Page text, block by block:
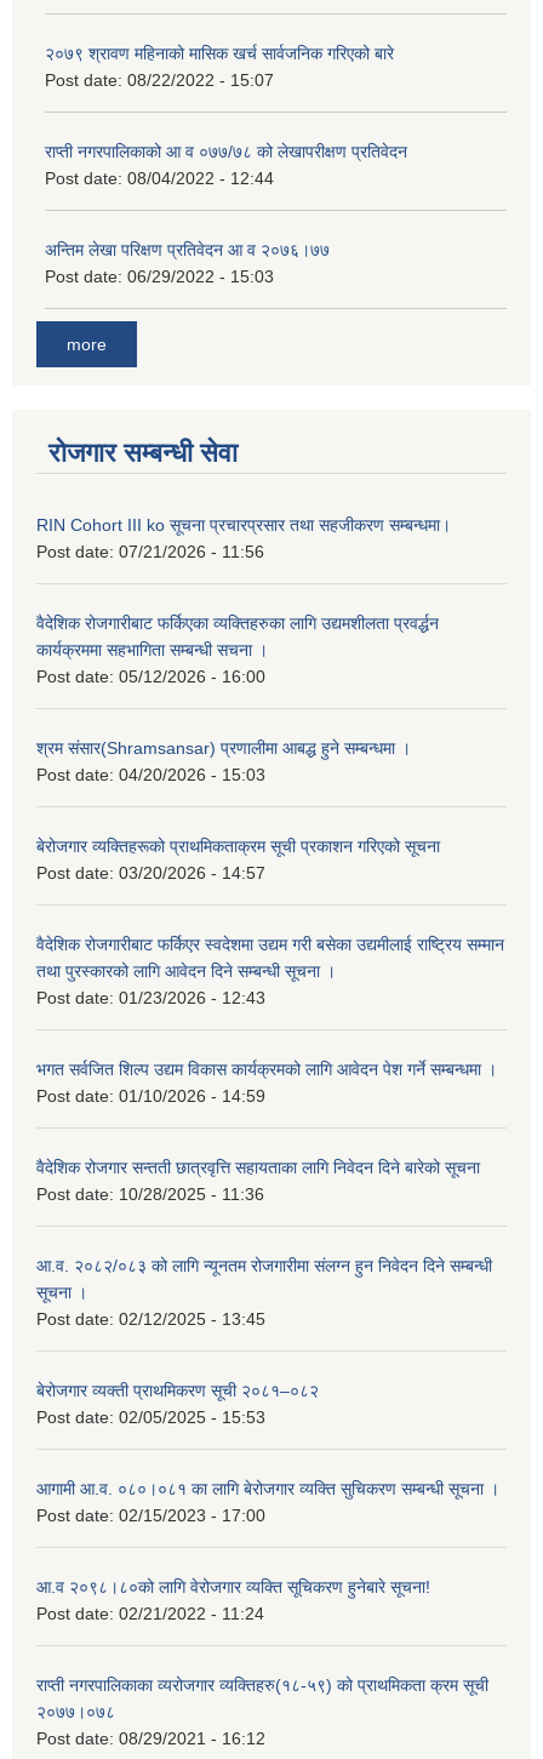
२०७९ श्रावण महिनाको मासिक खर्च सार्वजनिक गरिएको बारे
Post date: 08/22/2022 - 15:07
राप्ती नगरपालिकाको आ व ०७७/७८ को लेखापरीक्षण प्रतिवेदन
Post date: 08/04/2022 - 12:44
अन्तिम लेखा परिक्षण प्रतिवेदन आ व २०७६।७७
Post date: 06/29/2022 - 15:03
more
रोजगार सम्बन्धी सेवा
RIN Cohort III ko सूचना प्रचारप्रसार तथा सहजीकरण सम्बन्धमा।
Post date: 07/21/2026 - 11:56
वैदेशिक रोजगारीबाट फर्किएका व्यक्तिहरुका लागि उद्यमशीलता प्रवर्द्धन
कार्यक्रममा सहभागिता सम्बन्धी सचना ।
Post date: 05/12/2026 - 16:00
श्रम संसार(Shramsansar) प्रणालीमा आबद्ध हुने सम्बन्धमा ।
Post date: 04/20/2026 - 15:03
बेरोजगार व्यक्तिहरूको प्राथमिकताक्रम सूची प्रकाशन गरिएको सूचना
Post date: 03/20/2026 - 14:57
वैदेशिक रोजगारीबाट फर्किएर स्वदेशमा उद्यम गरी बसेका उद्यमीलाई राष्ट्रिय सम्मान
तथा पुरस्कारको लागि आवेदन दिने सम्बन्धी सूचना ।
Post date: 01/23/2026 - 12:43
भगत सर्वजित शिल्प उद्यम विकास कार्यक्रमको लागि आवेदन पेश गर्ने सम्बन्धमा ।
Post date: 01/10/2026 - 14:59
वैदेशिक रोजगार सन्तती छात्रवृत्ति सहायताका लागि निवेदन दिने बारेको सूचना
Post date: 10/28/2025 - 11:36
आ.व. २०८२/०८३ को लागि न्यूनतम रोजगारीमा संलग्न हुन निवेदन दिने सम्बन्धी
सूचना ।
Post date: 02/12/2025 - 13:45
बेरोजगार व्यक्ती प्राथमिकरण सूची २०८१–०८२
Post date: 02/05/2025 - 15:53
आगामी आ.व. ०८०।०८१ का लागि बेरोजगार व्यक्ति सुचिकरण सम्बन्धी सूचना ।
Post date: 02/15/2023 - 17:00
आ.व २०९८।८०को लागि वेरोजगार व्यक्ति सूचिकरण हुनेबारे सूचना!
Post date: 02/21/2022 - 11:24
राप्ती नगरपालिकाका व्यरोजगार व्यक्तिहरु(१८-५९) को प्राथमिकता क्रम सूची
२०७७।०७८
Post date: 08/29/2021 - 16:12